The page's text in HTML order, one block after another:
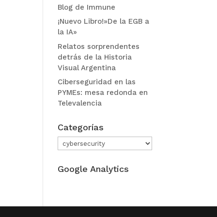
Blog de Immune
¡Nuevo Libro!»De la EGB a
la IA»
Relatos sorprendentes
detrás de la Historia
Visual Argentina
Ciberseguridad en las
PYMEs: mesa redonda en
Televalencia
Categorías
Categorías
Google Analytics